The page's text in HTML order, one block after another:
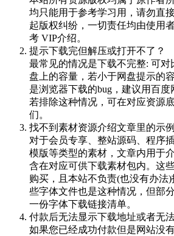
均只能用于参考学习用，请勿直
起版权纠纷，一切责任均由使用
考 VIP介绍。
提示下载完但解压或打开不了？
最常见的情况是下载不完整: 可对
盘上的容量，若小于网盘提示的
是浏览器下载的bug，建议用百度
若排除这种情况，可在对应资源
们。
找不到素材资源介绍文章里的示
对于会员专享、整站源码、程序
模版等类型的素材，文章内用于
含在对应可供下载素材包内。这
购买，且本站不负责(也没有办法
些字体文件也是这种情况，但部
一份字体下载链接清单。
付款后无法显示下载地址或者无
如果您已经成功付款但是网站没